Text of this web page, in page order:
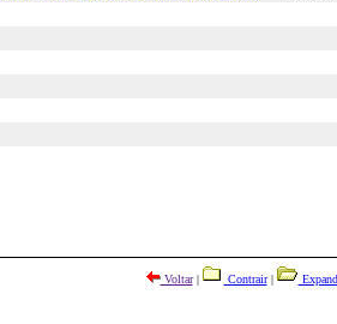
Voltar| Contrair|